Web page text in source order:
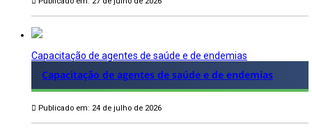
Capacitação de agentes de saúde e de endemias
Capacitação de agentes de saúde e de endemias
Publicado em: 24 de julho de 2026